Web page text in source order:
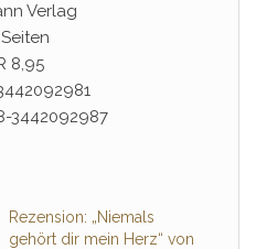
Verlag
8,95
3442092987
Rezension: „Niemals
gehört dir mein Herz“ von